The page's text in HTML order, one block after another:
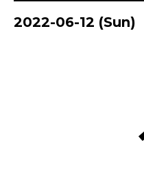
2022-06-12 (Sun)